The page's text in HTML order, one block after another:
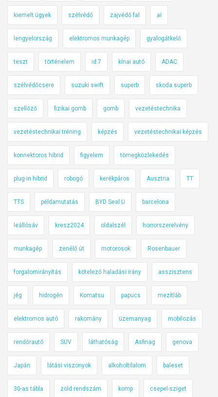
kiemelt ügyek szélvédő zajvédő fal ai
lengyelország elektromos munkagép gyalogátkelő
teszt történelem id.7 kínai autó ADAC
szélvédőcsere suzuki swift superb skoda superb
szellőző fizikai gomb gomb vezetéstechnika
vezetéstechnikai tréning képzés vezetéstechnikai képzés
konnektoros hibrid figyelem tömegközlekedés
plug-in hibrid robogó kerékpáros Ausztria TT
TTS példamutatás BYD Seal U barcelona
leállósáv kresz2024 oldalszél horrorszerelvény
munkagép zenélő út motorosok Rosenbauer
forgalomirányítás kötelező haladási irány asszisztens
jég hidrogén Komatsu papucs mezítláb
elektromos autó rakomány üzemanyag mobilozás
rendőrautó SUV láthatóság Asfinag genova
Japán látási viszonyok alkoholtilalom baleset
30-as tábla zöld rendszám komp csepel-sziget